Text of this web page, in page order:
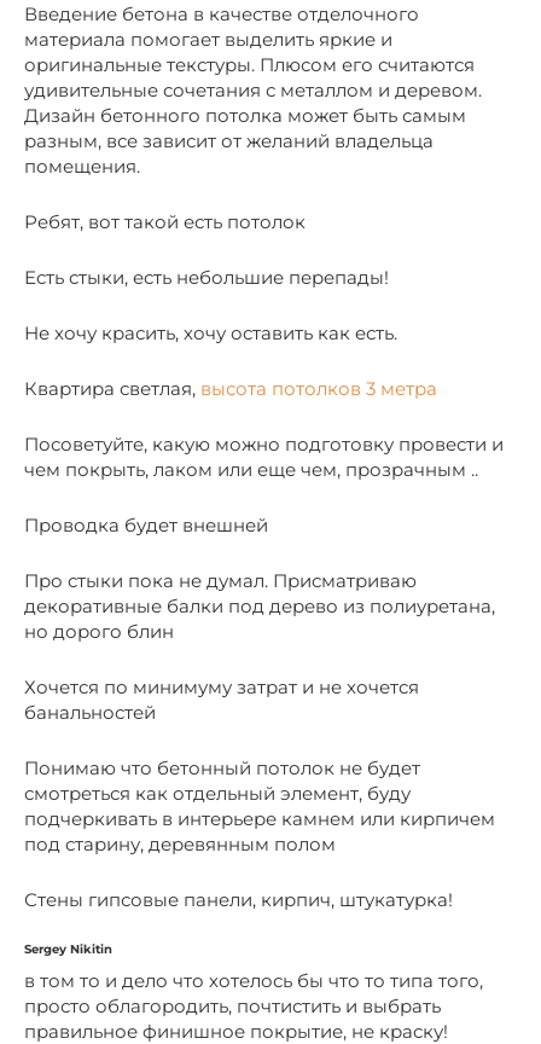
Введение бетона в качестве отделочного
материала помогает выделить яркие и
оригинальные текстуры. Плюсом его считаются
удивительные сочетания с металлом и деревом.
Дизайн бетонного потолка может быть самым
разным, все зависит от желаний владельца
помещения.
Ребят, вот такой есть потолок
Есть стыки, есть небольшие перепады!
Не хочу красить, хочу оставить как есть.
Квартира светлая, высота потолков 3 метра
Посоветуйте, какую можно подготовку провести и
чем покрыть, лаком или еще чем, прозрачным ..
Проводка будет внешней
Про стыки пока не думал. Присматриваю
декоративные балки под дерево из полиуретана,
но дорого блин
Хочется по минимуму затрат и не хочется
банальностей
Понимаю что бетонный потолок не будет
смотреться как отдельный элемент, буду
подчеркивать в интерьере камнем или кирпичем
под старину, деревянным полом
Стены гипсовые панели, кирпич, штукатурка!
Sergey Nikitin
в том то и дело что хотелось бы что то типа того,
просто облагородить, почтистить и выбрать
правильное финишное покрытие, не краску!